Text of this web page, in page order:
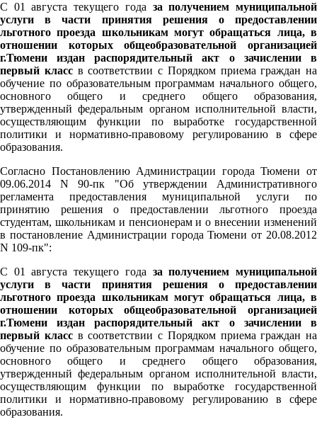
С 01 августа текущего года за получением муниципальной
услуги в части принятия решения о предоставлении
льготного проезда школьникам могут обращаться лица, в
отношении которых общеобразовательной организацией
г.Тюмени издан распорядительный акт о зачислении в
первый классв соответствии с Порядком приема граждан на
обучение по образовательным программам начального общего,
основного общего и среднего общего образования,
утвержденный федеральным органом исполнительной власти,
осуществляющим функции по выработке государственной
политики и нормативно-правовому регулированию в сфере
образования.
Согласно Постановлению Администрации города Тюмени от
09.06.2014 N 90-пк "Об утверждении Административного
регламента предоставления муниципальной услуги по
принятию решения о предоставлении льготного проезда
студентам, школьникам и пенсионерам и о внесении изменений
в постановление Администрации города Тюмени от 20.08.2012
N 109-пк":
С 01 августа текущего года за получением муниципальной
услуги в части принятия решения о предоставлении
льготного проезда школьникам могут обращаться лица, в
отношении которых общеобразовательной организацией
г.Тюмени издан распорядительный акт о зачислении в
первый классв соответствии с Порядком приема граждан на
обучение по образовательным программам начального общего,
основного общего и среднего общего образования,
утвержденный федеральным органом исполнительной власти,
осуществляющим функции по выработке государственной
политики и нормативно-правовому регулированию в сфере
образования.